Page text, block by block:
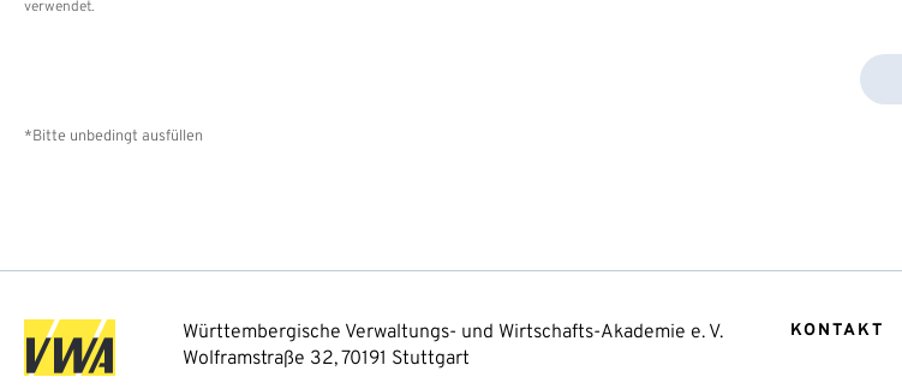
verwendet.
*Bitte unbedingt ausfüllen
Württembergische Verwaltungs- und Wirtschafts-Akademie e. V.
Wolframstraße 32, 70191 Stuttgart
KONTAKT